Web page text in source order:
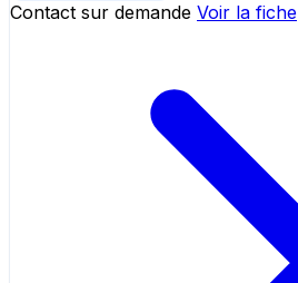
Contact sur demande Voir la fiche